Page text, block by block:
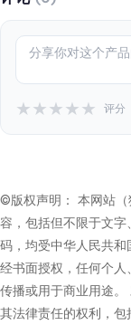
★★★★★ 评分
©版权声明： 本网站
容，包括但不限于文
码，均受中华人民共
经书面授权，任何个人
传播或用于商业用途
其法律责任的权利，包